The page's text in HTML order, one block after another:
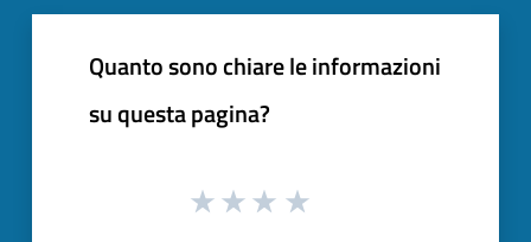
Quanto sono chiare le informazioni
su questa pagina?